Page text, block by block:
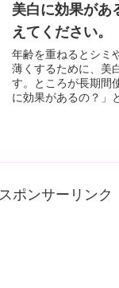
美白に効果があ
えてください。
年齢を重ねるとシミ
薄くするために、美
す。ところが長期間
に効果があるの？」
スポンサーリンク